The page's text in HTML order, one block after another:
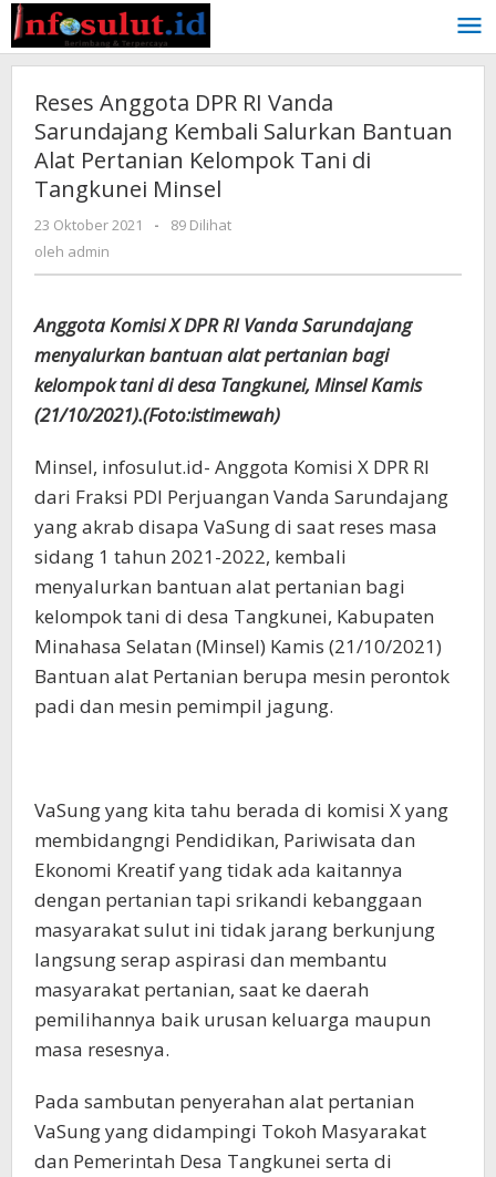
Lewati
ke
konten
Reses Anggota DPR RI Vanda
Sarundajang Kembali Salurkan Bantuan
Alat Pertanian Kelompok Tani di
Tangkunei Minsel
23 Oktober 2021
oleh
-
89 Dilihat
oleh admin
Anggota Komisi X DPR RI Vanda Sarundajang
menyalurkan bantuan alat pertanian bagi
kelompok tani di desa Tangkunei, Minsel Kamis
(21/10/2021).(Foto:istimewah)
Minsel, infosulut.id- Anggota Komisi X DPR RI
dari Fraksi PDI Perjuangan Vanda Sarundajang
yang akrab disapa VaSung di saat reses masa
sidang 1 tahun 2021-2022, kembali
menyalurkan bantuan alat pertanian bagi
kelompok tani di desa Tangkunei, Kabupaten
Minahasa Selatan (Minsel) Kamis (21/10/2021)
Bantuan alat Pertanian berupa mesin perontok
padi dan mesin pemimpil jagung.
VaSung yang kita tahu berada di komisi X yang
membidangngi Pendidikan, Pariwisata dan
Ekonomi Kreatif yang tidak ada kaitannya
dengan pertanian tapi srikandi kebanggaan
masyarakat sulut ini tidak jarang berkunjung
langsung serap aspirasi dan membantu
masyarakat pertanian, saat ke daerah
pemilihannya baik urusan keluarga maupun
masa resesnya.
Pada sambutan penyerahan alat pertanian
VaSung yang didampingi Tokoh Masyarakat
dan Pemerintah Desa Tangkunei serta di